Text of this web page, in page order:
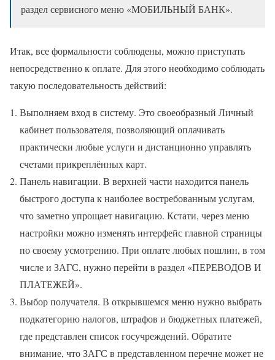
раздел сервисного меню «МОБИЛЬНЫЙ БАНК».
Итак, все формальности соблюдены, можно приступать
непосредственно к оплате. Для этого необходимо соблюдать
такую последовательность действий:
Выполняем вход в систему. Это своеобразный Личный
кабинет пользователя, позволяющий оплачивать
практически любые услуги и дистанционно управлять
счетами прикреплённых карт.
Панель навигации. В верхней части находится панель
быстрого доступа к наиболее востребованным услугам,
что заметно упрощает навигацию. Кстати, через меню
настройки можно изменять интерфейс главной страницы
по своему усмотрению. При оплате любых пошлин, в том
числе и ЗАГС, нужно перейти в раздел «ПЕРЕВОДОВ И
ПЛАТЕЖЕЙ».
Выбор получателя. В открывшемся меню нужно выбрать
подкатегорию налогов, штрафов и бюджетных платежей,
где представлен список госучреждений. Обратите
внимание, что ЗАГС в представленном перечне может не